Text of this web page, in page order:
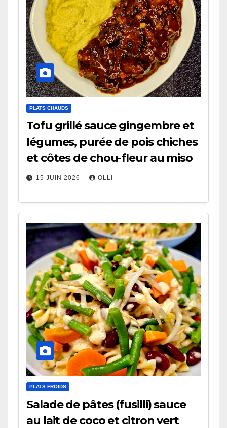
PLATS CHAUDS
Tofu grillé sauce gingembre et
légumes, purée de pois chiches
et côtes de chou-fleur au miso
15 JUIN 2026 OLLI
PLATS FROIDS
Salade de pâtes (fusilli) sauce
au lait de coco et citron vert